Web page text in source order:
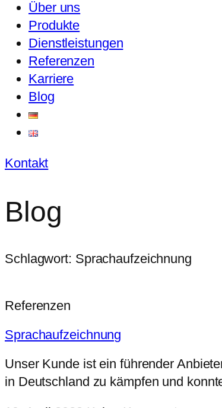
Über uns
Produkte
Dienstleistungen
Referenzen
Karriere
Blog
Kontakt
Blog
Schlagwort: Sprachaufzeichnung
Referenzen
Sprachaufzeichnung
Unser Kunde ist ein führender
in Deutschland zu kämpfen und